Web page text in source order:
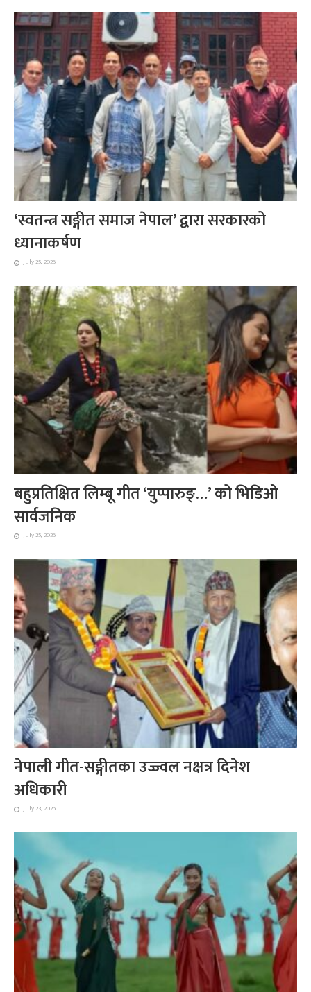
‘स्वतन्त्र सङ्गीत समाज नेपाल’ द्वारा सरकारको
ध्यानाकर्षण
July 25, 2026
बहुप्रतिक्षित लिम्बू गीत ‘युप्पारुङ्…’ को भिडिओ
सार्वजनिक
July 25, 2026
नेपाली गीत-सङ्गीतका उज्ज्वल नक्षत्र दिनेश
अधिकारी
July 23, 2026